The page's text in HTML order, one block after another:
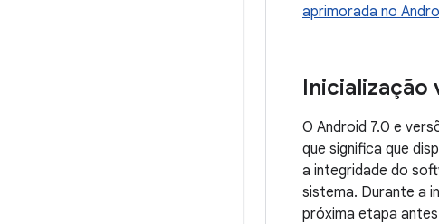
aprimorada no
Inicialização
O Android 7.0 e
que significa que
a integridade do
sistema. Durante a
próxima etapa